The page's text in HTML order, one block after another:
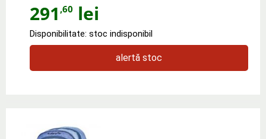
291 ,60 lei
Disponibilitate: stoc indisponibil
alertă stoc